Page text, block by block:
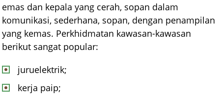
emas dan kepala yang cerah, sopan dalam
komunikasi, sederhana, sopan, dengan penampilan
yang kemas. Perkhidmatan kawasan-kawasan
berikut sangat popular:
juruelektrik;
kerja paip;